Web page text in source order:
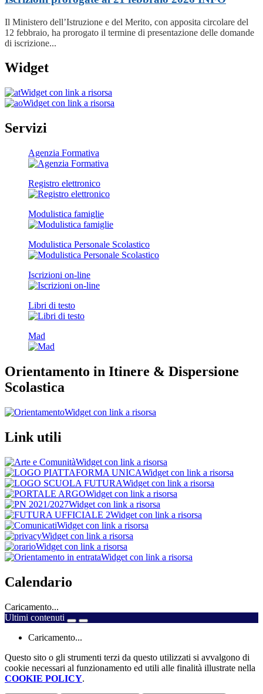
Il Ministero dell’Istruzione e del Merito, con apposita circolare del
12 febbraio, ha prorogato il termine di presentazione delle domande
di iscrizione...
Widget
Widget con link a risorsa
Widget con link a risorsa
Servizi
Agenzia Formativa
Registro elettronico
Modulistica famiglie
Modulistica Personale Scolastico
Iscrizioni on-line
Libri di testo
Mad
Orientamento in Itinere & Dispersione
Scolastica
Widget con link a risorsa
Link utili
Widget con link a risorsa
Widget con link a risorsa
Widget con link a risorsa
Widget con link a risorsa
Widget con link a risorsa
Widget con link a risorsa
Widget con link a risorsa
Widget con link a risorsa
Widget con link a risorsa
Widget con link a risorsa
Calendario
Caricamento...
Ultimi contenuti
Caricamento...
Questo sito o gli strumenti terzi da questo utilizzati si avvalgono di
cookie necessari al funzionamento ed utili alle finalità illustrate nella
COOKIE POLICY.